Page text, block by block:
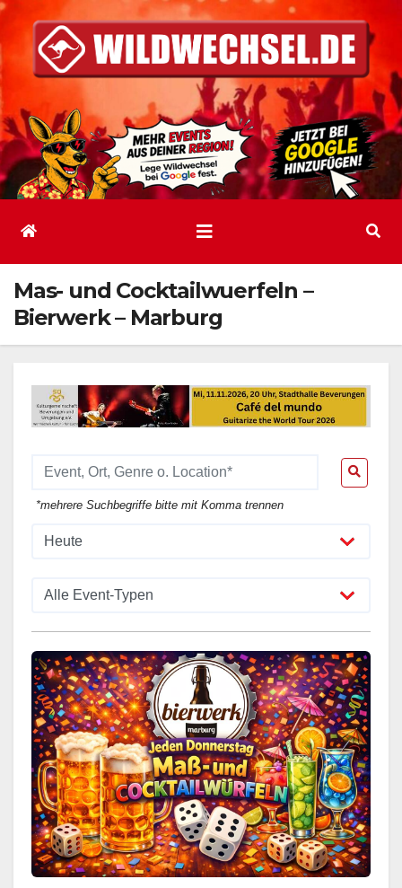
Inhalt
springen
Mas- und Cocktailwuerfeln –
Bierwerk – Marburg
*mehrere Suchbegriffe bitte mit Komma trennen